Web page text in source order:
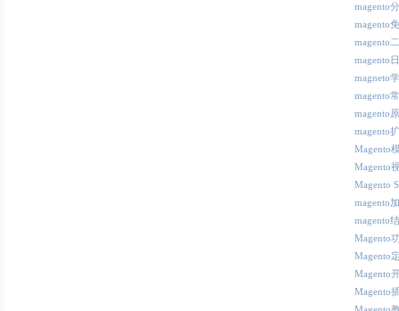
magento
magento
magento
magento
magneto
magento
magento
magento
Magento
Magento
Magento
magento
magento
Magento
Magento
Magento
Magento